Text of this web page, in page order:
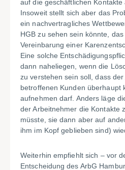
auf die geschäftlichen Kontakte
Insoweit stellt sich aber das
ein nachvertragliches
HGB zu sehen sein könnte,
Vereinbarung einer
Eine solche
dann naheliegen, wenn die
zu verstehen sein soll, dass
betroffenen Kunden überhaupt
aufnehmen darf. Anders läge
der Arbeitnehmer die Kontakte
müsste, sie dann aber auf
ihm im Kopf geblieben sind)
Weiterhin empfiehlt sich – vor
Entscheidung des ArbG